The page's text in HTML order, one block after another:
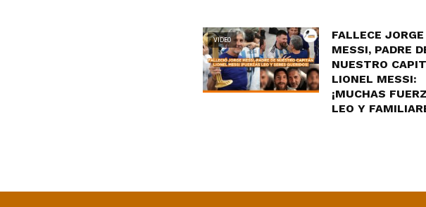
VIDEO
FALLECE JORGE
MESSI, PADRE
NUESTRO
LIONEL MESSI:
¡MUCHAS
LEO Y